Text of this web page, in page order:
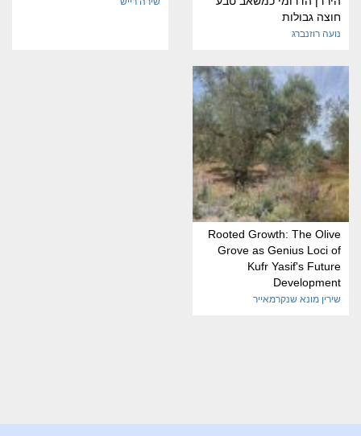
חוצה גבולות
נועה רוזנברג
Rooted Growth: The Olive
Grove as Genius Loci of
Kufr Yasif's Future
Development
שירין מונא שנקרמאייר